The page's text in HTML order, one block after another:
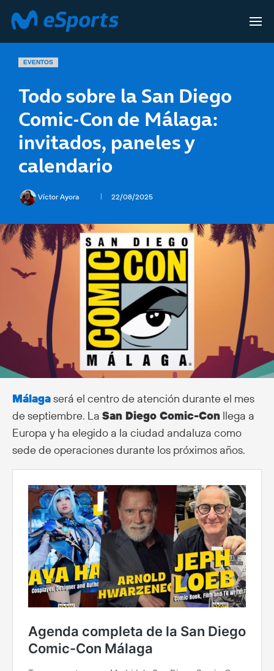
EVENTOS
Todo sobre la San Diego
Comic-Con de Málaga:
invitados, paneles y
calendario
Víctor Ayora 22/08/2025
Málagaserá el centro de atención durante el mes
de septiembre. La San Diego Comic-Con llega a
Europa y ha elegido a la ciudad andaluza como
sede de operaciones durante los próximos años.